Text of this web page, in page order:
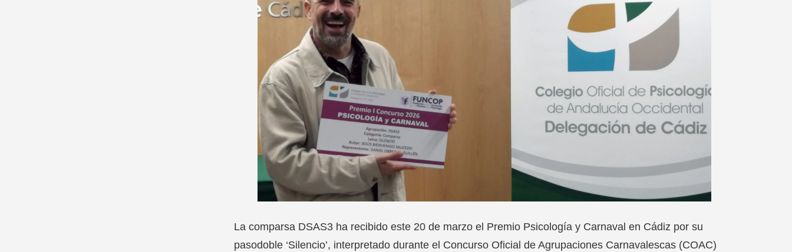
La comparsa DSAS3 ha recibido este 20 de marzo el Premio Psicología y Carnaval en Cádiz por su
pasodoble ‘Silencio’, interpretado durante el Concurso Oficial de Agrupaciones Carnavalescas (COAC)